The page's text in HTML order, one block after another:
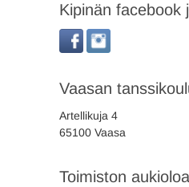
Kipinän facebook
Vaasan
Artellikuja 4
65100 Vaasa
Toimiston